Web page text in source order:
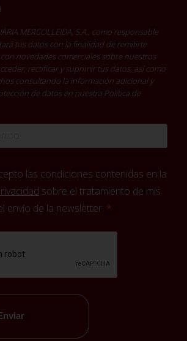
MERCOLLEIDA, S.A., como responsable
tus datos con la finalidad de remitirte
novedades comerciales sobre nuestros
rectificar y suprimir tus datos, así como
consultando la información adicional y
de datos en nuestra Política de
las condiciones contenidas en la
sobre el tratamiento de mis
envío de la newsletter.
Enviar